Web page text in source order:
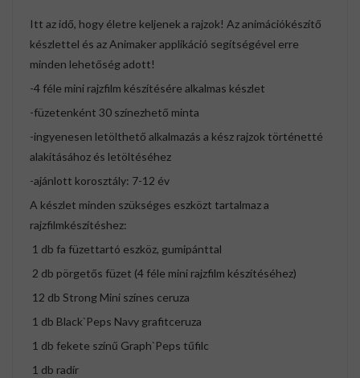
Itt az idő, hogy életre keljenek a rajzok! Az animációkészítő
készlettel és az Animaker applikáció segítségével erre
minden lehetőség adott!
-4 féle mini rajzfilm készítésére alkalmas készlet
-füzetenként 30 színezhető minta
-ingyenesen letölthető alkalmazás a kész rajzok történetté
alakításához és letöltéséhez
-ajánlott korosztály: 7-12 év
A készlet minden szükséges eszközt tartalmaz a
rajzfilmkészítéshez:
1 db fa füzettartó eszköz, gumipánttal
2 db pörgetős füzet (4 féle mini rajzfilm készítéséhez)
12 db Strong Mini színes ceruza
1 db Black`Peps Navy grafitceruza
1 db fekete színű Graph`Peps tűfilc
1 db radír